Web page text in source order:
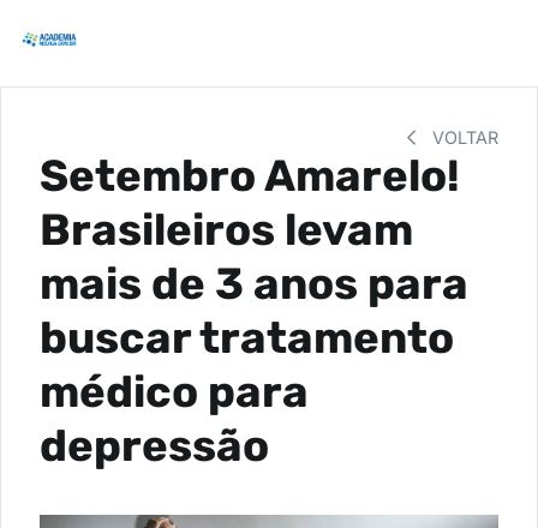
VOLTAR
Setembro Amarelo!
Brasileiros levam
mais de 3 anos para
buscar tratamento
médico para
depressão